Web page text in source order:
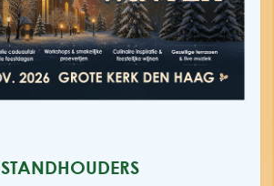
STANDHOUDERS